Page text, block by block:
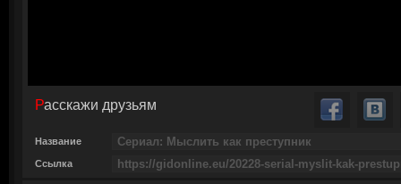
Расскажи друзьям
Название
Ссылка